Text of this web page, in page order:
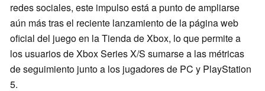
redes sociales, este impulso está a punto de ampliarse
aún más tras el reciente lanzamiento de la página web
oficial del juego en la Tienda de Xbox, lo que permite a
los usuarios de Xbox Series X/S sumarse a las métricas
de seguimiento junto a los jugadores de PC y PlayStation
5.